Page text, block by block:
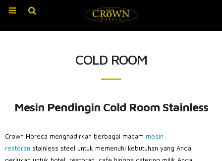
COLD ROOM
Mesin Pendingin Cold Room Stainless
Crown Horeca menghadirkan berbagai macam mesin
restoran stainless steel untuk memenuhi kebutuhan yang Anda